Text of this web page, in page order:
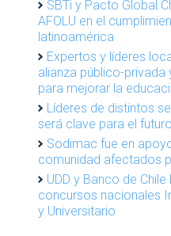
SBTi y Pacto Global
AFOLU en el
latinoamérica
Expertos y líderes
alianza público-
para mejorar la
Líderes de distintos
será clave para el
Sodimac fue en
comunidad afectados
UDD y Banco de
concursos nacionales
y Universitario